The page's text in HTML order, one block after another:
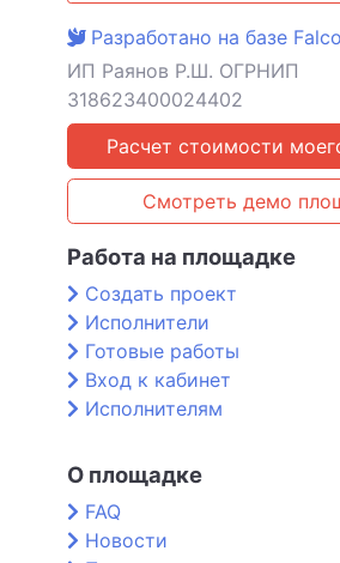
Разработано на базе
ИП Раянов Р.Ш. ОГРНИП
318623400024402
Расчет стоимости
Смотреть демо
Работа на площадке
Создать проект
Исполнители
Готовые работы
Вход к кабинет
Исполнителям
О площадке
FAQ
Новости